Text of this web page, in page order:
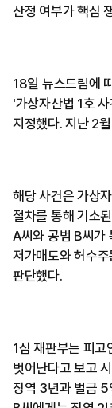
산정 여부가 핵심
18일 뉴스드림에
'가상자산법 1호
지정했다. 지난 2
해당 사건은 가상
절차를 통해 기소
A씨와 공범 B씨가
저가매도와 허수
판단했다.
1심 재판부는 피고
벗어난다고 보고
징역 3년과 벌금